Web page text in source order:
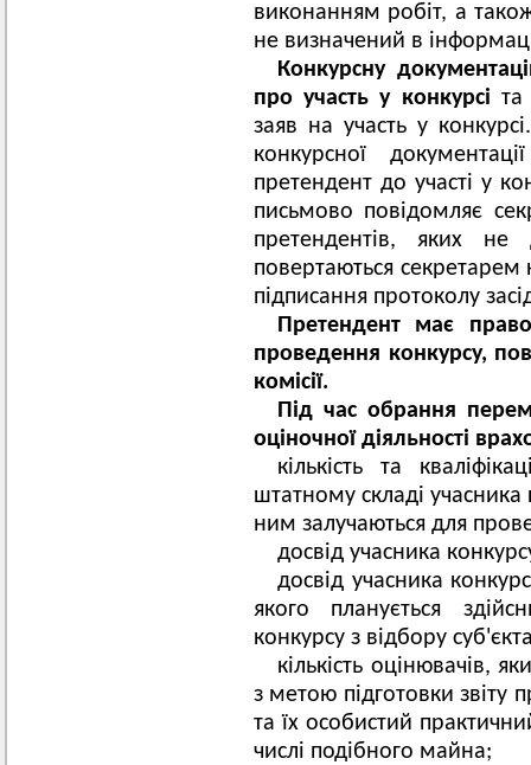
виконанням робіт, а
не визначений в
Конкурсну
про участь у конкурсі та
заяв на участь у
конкурсної
претендент до участі у
письмово повідомляє
претендентів, яких
повертаються секретарем
підписання протоколу
Претендент має
проведення конкурсу,
комісії.
Під час обрання
оціночної діяльності
кількість та
штатному складі
ним залучаються для
досвід учасника
досвід учасника
якого планується
конкурсу з відбору
кількість оцінювачів,
з метою підготовки звіту
та їх особистий
числі подібного майна;